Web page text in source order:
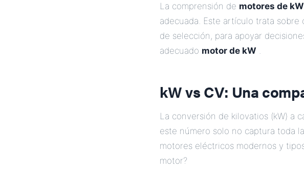
La comprensión de motores de kW
adecuada. Este artículo trata
de selección, para apoyar
adecuado motor de kW .
kW vs CV: Una
La conversión de kilovatios (kW) a
este número solo no captura toda
motores eléctricos modernos y
motor?